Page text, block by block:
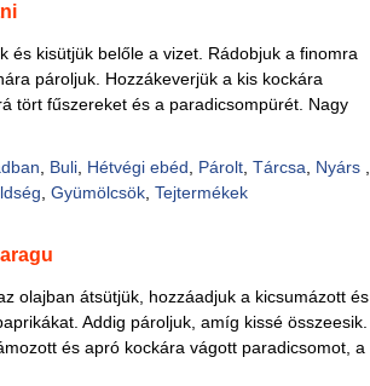
és kisütjük belőle a vizet. Rádobjuk a finomra
pároljuk. Hozzákeverjük a kis kockára
tört fűszereket és a paradicsompürét. Nagy
Buli, Hétvégi ebéd Párolt, Tárcsa Nyárs
Gyümölcsök, Tejtermékek
olajban átsütjük, hozzáadjuk a kicsumázott és
Addig pároljuk, amíg kissé összeesik.
és apró kockára vágott paradicsomot, a